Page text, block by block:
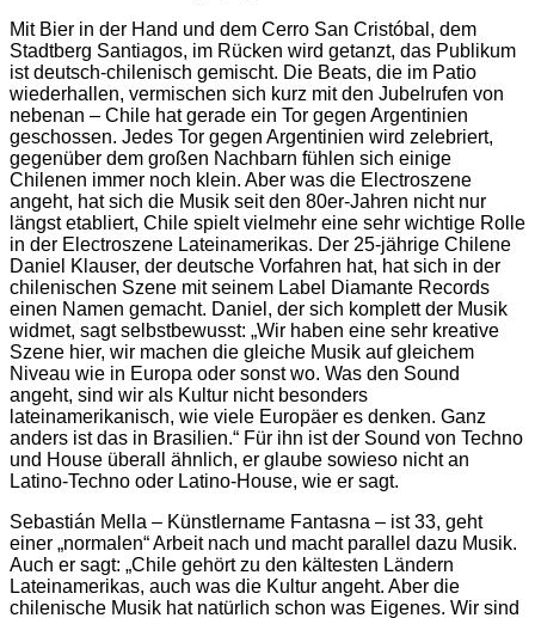
Mit Bier in der Hand und dem Cerro San Cristóbal, dem
Stadtberg Santiagos, im Rücken wird getanzt, das Publikum
ist deutsch-chilenisch gemischt. Die Beats, die im Patio
wiederhallen, vermischen sich kurz mit den Jubelrufen von
nebenan – Chile hat gerade ein Tor gegen Argentinien
geschossen. Jedes Tor gegen Argentinien wird zelebriert,
gegenüber dem großen Nachbarn fühlen sich einige
Chilenen immer noch klein. Aber was die Electroszene
angeht, hat sich die Musik seit den 80er-Jahren nicht nur
längst etabliert, Chile spielt vielmehr eine sehr wichtige Rolle
in der Electroszene Lateinamerikas. Der 25-jährige Chilene
Daniel Klauser, der deutsche Vorfahren hat, hat sich in der
chilenischen Szene mit seinem Label Diamante Records
einen Namen gemacht. Daniel, der sich komplett der Musik
widmet, sagt selbstbewusst: „Wir haben eine sehr kreative
Szene hier, wir machen die gleiche Musik auf gleichem
Niveau wie in Europa oder sonst wo. Was den Sound
angeht, sind wir als Kultur nicht besonders
lateinamerikanisch, wie viele Europäer es denken. Ganz
anders ist das in Brasilien.“ Für ihn ist der Sound von Techno
und House überall ähnlich, er glaube sowieso nicht an
Latino-Techno oder Latino-House, wie er sagt.
Sebastián Mella – Künstlername Fantasna – ist 33, geht
einer „normalen“ Arbeit nach und macht parallel dazu Musik.
Auch er sagt: „Chile gehört zu den kältesten Ländern
Lateinamerikas, auch was die Kultur angeht. Aber die
chilenische Musik hat natürlich schon was Eigenes. Wir sind